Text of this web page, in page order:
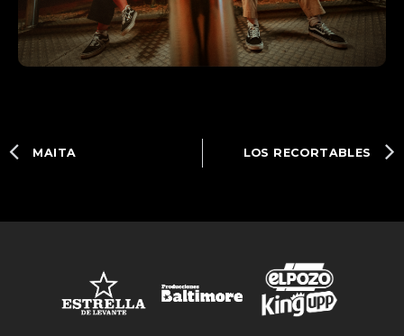
MAITA LOS RECORTABLES